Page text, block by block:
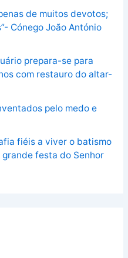
de muitos devotos;
Cónego João António
prepara-se para
com restauro do altar-
pelo medo e
fiéis a viver o batismo
festa do Senhor